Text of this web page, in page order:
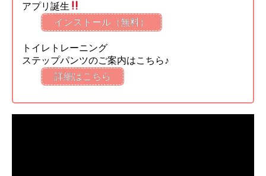
アプリ誕生
インストール（無料）
トイレトレーニング
ステップパンツのご案内はこちら♪
詳細はこちら